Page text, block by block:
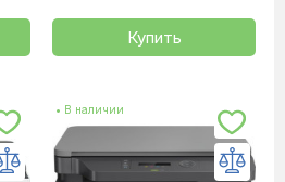
Купить
• В наличии